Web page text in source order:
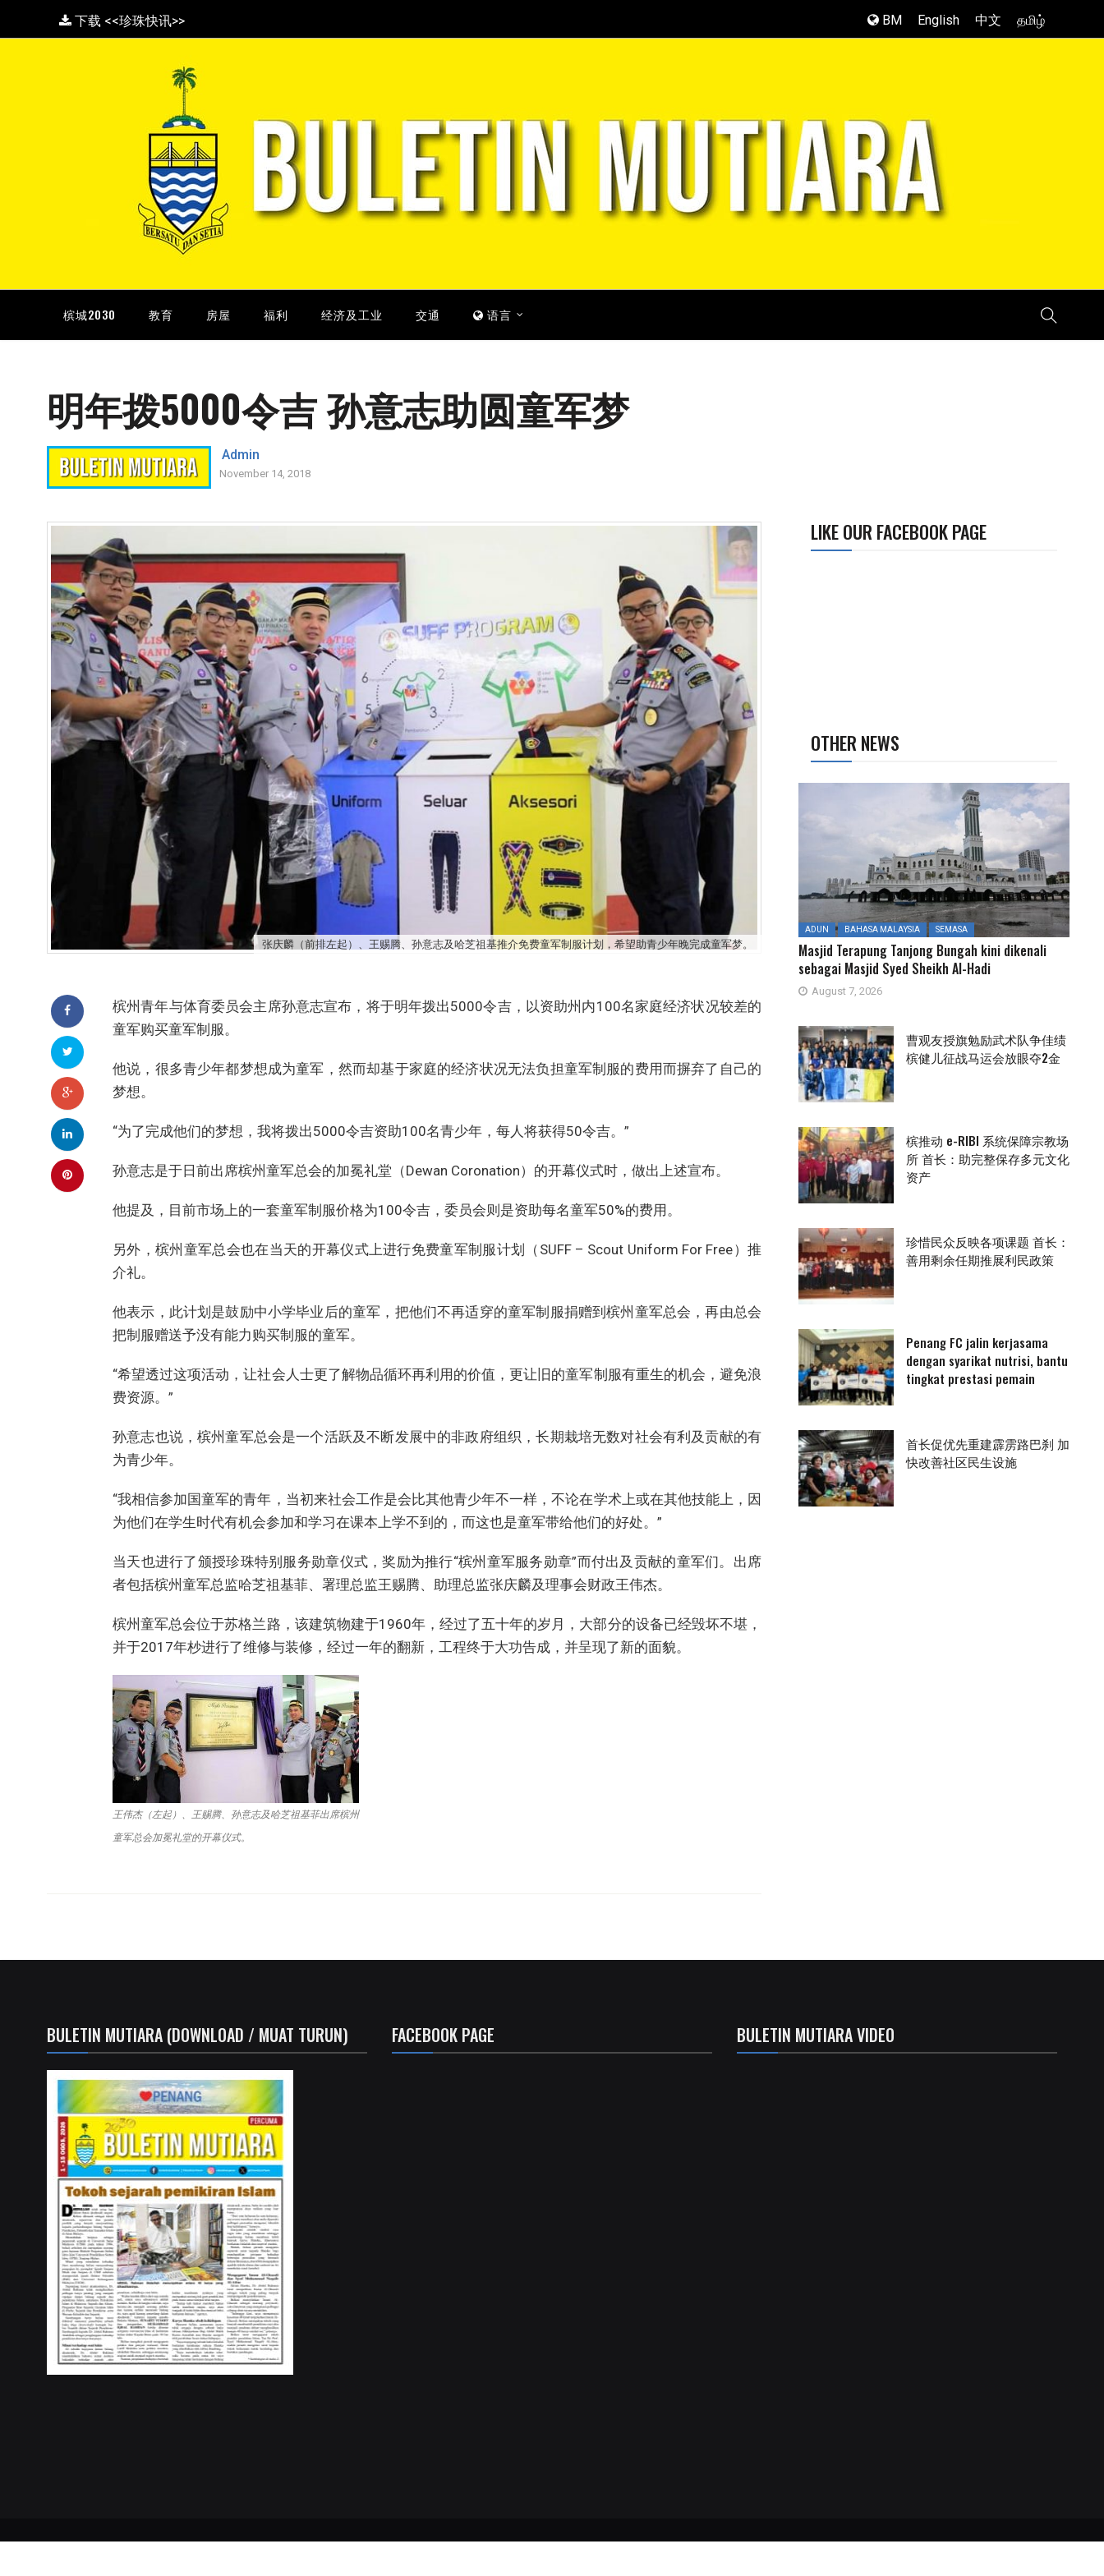
下载 <<珍珠快讯>> BM English 中文 தமிழ்
槟城2030 教育 房屋 福利 经济及工业 交通 语言
明年拨5000令吉 孙意志助圆童军梦
Admin
November 14, 2018
张庆麟（前排左起）、王赐腾、孙意志及哈芝祖基推介免费童军制服计划，希望助青少年晚完成童军梦。
槟州青年与体育委员会主席孙意志宣布，将于明年拨出5000令吉，以资助州内100名家庭经济状况较差的
童军购买童军制服。
他说，很多青少年都梦想成为童军，然而却基于家庭的经济状况无法负担童军制服的费用而摒弃了自己的
梦想。
“为了完成他们的梦想，我将拨出5000令吉资助100名青少年，每人将获得50令吉。”
孙意志是于日前出席槟州童军总会的加冕礼堂（Dewan Coronation）的开幕仪式时，做出上述宣布。
他提及，目前市场上的一套童军制服价格为100令吉，委员会则是资助每名童军50%的费用。
另外，槟州童军总会也在当天的开幕仪式上进行免费童军制服计划（SUFF – Scout Uniform For Free）推
介礼。
他表示，此计划是鼓励中小学毕业后的童军，把他们不再适穿的童军制服捐赠到槟州童军总会，再由总会
把制服赠送予没有能力购买制服的童军。
“希望透过这项活动，让社会人士更了解物品循环再利用的价值，更让旧的童军制服有重生的机会，避免浪
费资源。”
孙意志也说，槟州童军总会是一个活跃及不断发展中的非政府组织，长期栽培无数对社会有利及贡献的有
为青少年。
“我相信参加国童军的青年，当初来社会工作是会比其他青少年不一样，不论在学术上或在其他技能上，因
为他们在学生时代有机会参加和学习在课本上学不到的，而这也是童军带给他们的好处。”
当天也进行了颁授珍珠特别服务勋章仪式，奖励为推行“槟州童军服务勋章”而付出及贡献的童军们。出席
者包括槟州童军总监哈芝祖基菲、署理总监王赐腾、助理总监张庆麟及理事会财政王伟杰。
槟州童军总会位于苏格兰路，该建筑物建于1960年，经过了五十年的岁月，大部分的设备已经毁坏不堪，
并于2017年杪进行了维修与装修，经过一年的翻新，工程终于大功告成，并呈现了新的面貌。
王伟杰（左起）、王赐腾、孙意志及哈芝祖基菲出席槟州
童军总会加冕礼堂的开幕仪式。
LIKE OUR FACEBOOK PAGE
OTHER NEWS
ADUN BAHASA MALAYSIA SEMASA
Masjid Terapung Tanjong Bungah kini dikenali
sebagai Masjid Syed Sheikh Al-Hadi
August 7, 2026
曹观友授旗勉励武术队争佳绩
槟健儿征战马运会放眼夺2金
槟推动 e-RIBI 系统保障宗教场
所 首长：助完整保存多元文化
资产
珍惜民众反映各项课题 首长：
善用剩余任期推展利民政策
Penang FC jalin kerjasama
dengan syarikat nutrisi, bantu
tingkat prestasi pemain
首长促优先重建霹雳路巴刹 加
快改善社区民生设施
BULETIN MUTIARA (DOWNLOAD / MUAT TURUN) FACEBOOK PAGE BULETIN MUTIARA VIDEO